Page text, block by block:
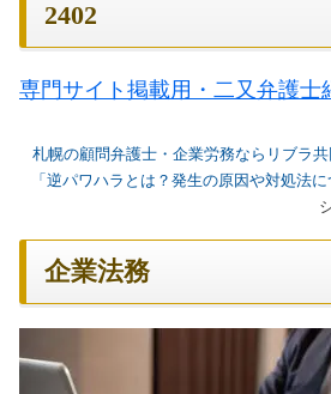
2402
専門サイト掲載用・二又弁護士
札幌の顧問弁護士・企業労務ならリブラ
「逆パワハラとは？発生の原因や対処法に
企業法務